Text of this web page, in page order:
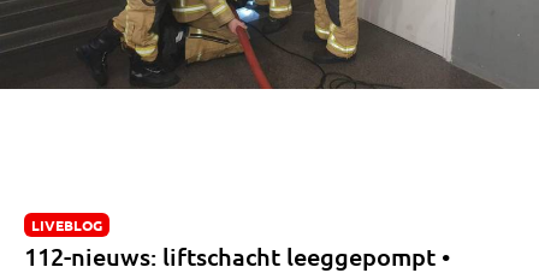
LIVEBLOG
112-nieuws: liftschacht leeggepompt •